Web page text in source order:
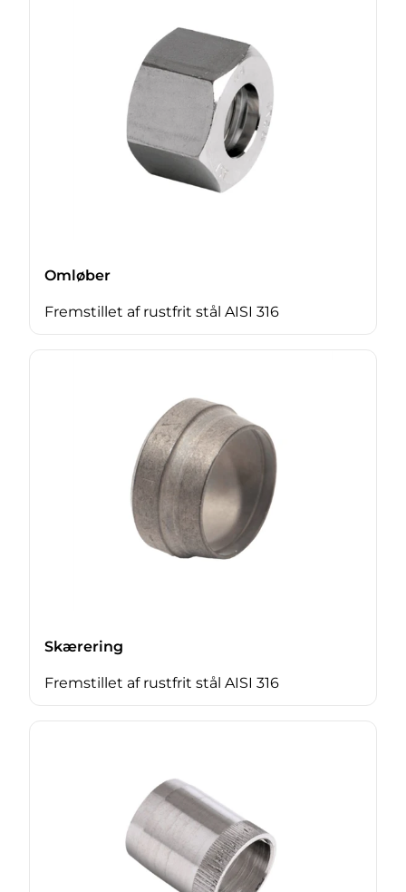
Omløber
Fremstillet af rustfrit stål AISI 316
Skærering
Fremstillet af rustfrit stål AISI 316